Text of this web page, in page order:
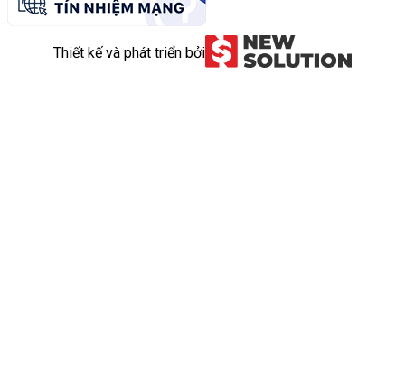
Thiết kế và phát triển bởi